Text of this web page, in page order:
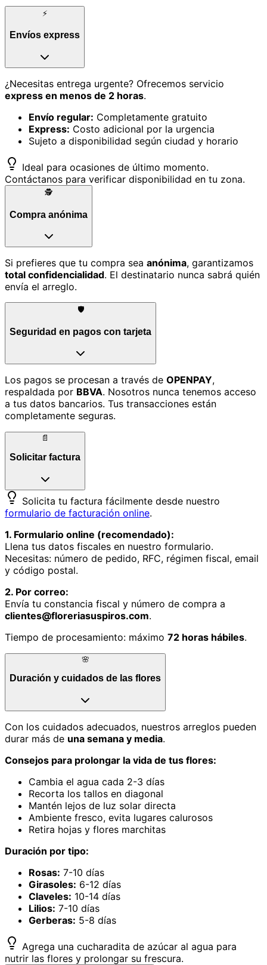
⚡
Envíos express
¿Necesitas entrega urgente? Ofrecemos servicio
express en menos de 2 horas.
Envío regular: Completamente gratuito
Express: Costo adicional por la urgencia
Sujeto a disponibilidad según ciudad y horario
Ideal para ocasiones de último momento.
Contáctanos para verificar disponibilidad en tu zona.
🕵️
Compra anónima
Si prefieres que tu compra sea anónima, garantizamos
total confidencialidad. El destinatario nunca sabrá quién
envía el arreglo.
🛡️
Seguridad en pagos con tarjeta
Los pagos se procesan a través de OPENPAY,
respaldada por BBVA. Nosotros nunca tenemos acceso
a tus datos bancarios. Tus transacciones están
completamente seguras.
📄
Solicitar factura
Solicita tu factura fácilmente desde nuestro
formulario de facturación online.
1. Formulario online (recomendado):
Llena tus datos fiscales en nuestro formulario.
Necesitas: número de pedido, RFC, régimen fiscal, email
y código postal.
2. Por correo:
Envía tu constancia fiscal y número de compra a
clientes@floreriasuspiros.com.
Tiempo de procesamiento: máximo 72 horas hábiles.
🌸
Duración y cuidados de las flores
Con los cuidados adecuados, nuestros arreglos pueden
durar más de una semana y media.
Consejos para prolongar la vida de tus flores:
Cambia el agua cada 2-3 días
Recorta los tallos en diagonal
Mantén lejos de luz solar directa
Ambiente fresco, evita lugares calurosos
Retira hojas y flores marchitas
Duración por tipo:
Rosas: 7-10 días
Girasoles: 6-12 días
Claveles: 10-14 días
Lilios: 7-10 días
Gerberas: 5-8 días
Agrega una cucharadita de azúcar al agua para
nutrir las flores y prolongar su frescura.